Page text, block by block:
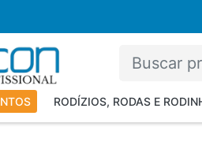
RODÍZIOS, RODAS E